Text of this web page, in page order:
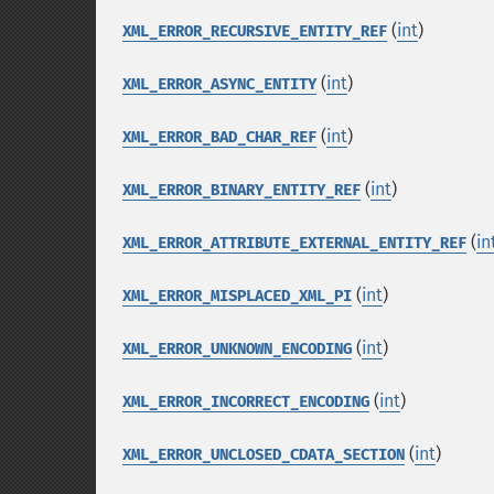
XML_ERROR_RECURSIVE_ENTITY_REF (int)
XML_ERROR_ASYNC_ENTITY(int)
XML_ERROR_BAD_CHAR_REF (int)
XML_ERROR_BINARY_ENTITY_REF (int)
XML_ERROR_ATTRIBUTE_EXTERNAL_ENTITY_REF (
XML_ERROR_MISPLACED_XML_PI (int)
XML_ERROR_UNKNOWN_ENCODING (int)
XML_ERROR_INCORRECT_ENCODING (int)
XML_ERROR_UNCLOSED_CDATA_SECTION (int)